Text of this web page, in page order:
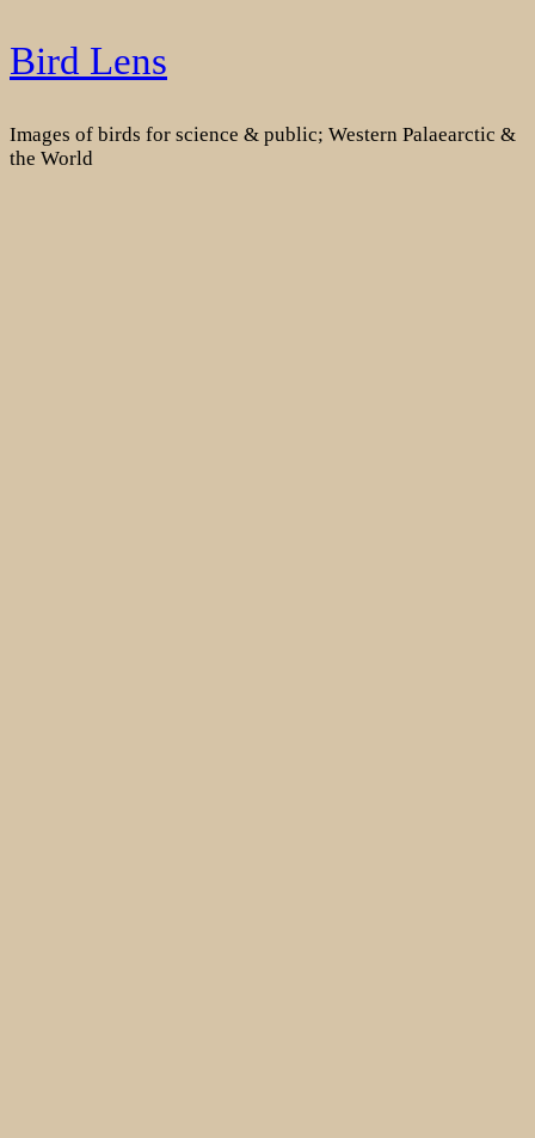
Skip
to
Bird Lens
Images of birds for science & public; Western Palaearctic &
the World